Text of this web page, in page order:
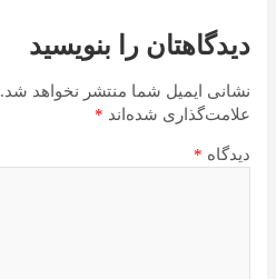
دیدگاهتان را بنویسید
نشانی ایمیل شما منتشر نخواهد شد.
علامت‌گذاری شده‌اند *
دیدگاه *